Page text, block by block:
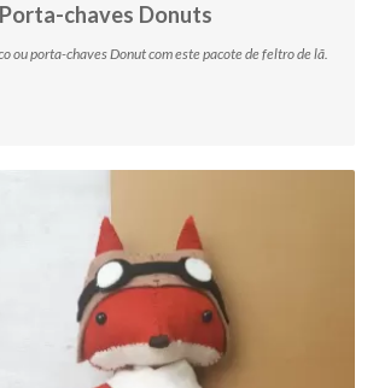
chaves Donuts
ou porta-chaves Donut com este pacote de feltro de lã.